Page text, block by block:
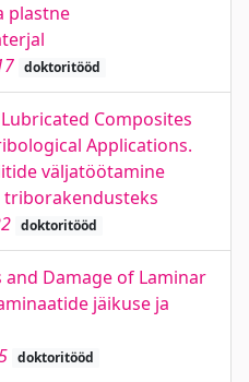
plastne
doktoritööd
Composites
Applications.
väljatöötamine
doktoritööd
Damage of Laminar
jäikuse ja
doktoritööd